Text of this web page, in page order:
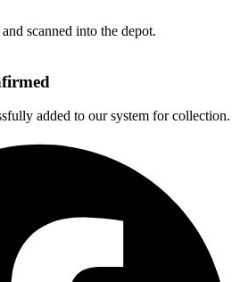
scanned into the depot.
added to our system for collection.